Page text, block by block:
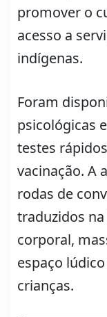
promover o
acesso a
indígenas.
Foram
psicológicas
testes
vacinação. A
rodas de
traduzidos
corporal,
espaço
crianças.